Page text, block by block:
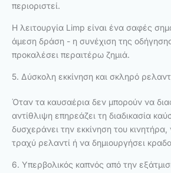
περιοριστεί.
Η λειτουργία Limp είναι ένα σαφές
άμεση δράση - η συνέχιση της
προκαλέσει περαιτέρω ζημιά.
5. Δύσκολη εκκίνηση και σκληρό
Όταν τα καυσαέρια δεν μπορούν να
αντίθλιψη επηρεάζει τη διαδικασία
δυσχεράνει την εκκίνηση του
τραχύ ρελαντί ή να δημιουργήσει
6. Υπερβολικός καπνός από την